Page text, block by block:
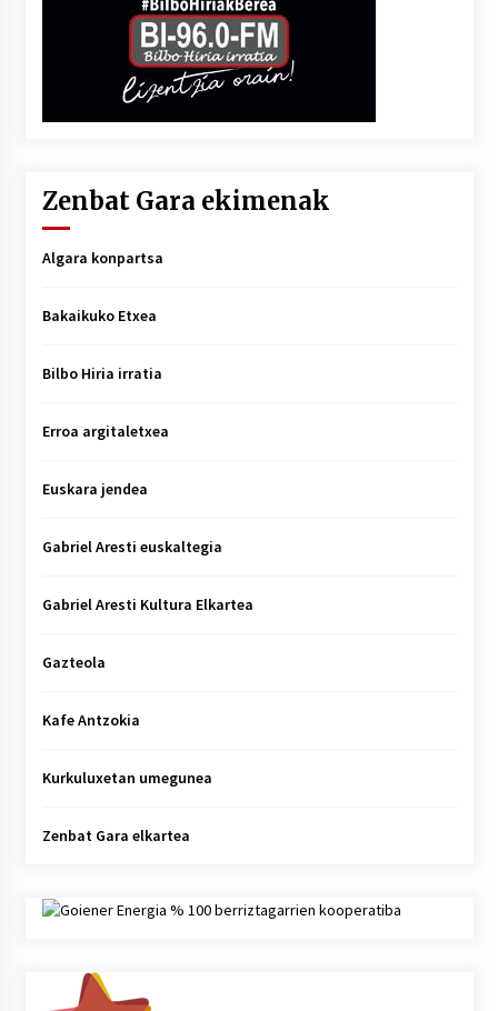
Zenbat Gara ekimenak
Algara konpartsa
Bakaikuko Etxea
Bilbo Hiria irratia
Erroa argitaletxea
Euskara jendea
Gabriel Aresti euskaltegia
Gabriel Aresti Kultura Elkartea
Gazteola
Kafe Antzokia
Kurkuluxetan umegunea
Zenbat Gara elkartea